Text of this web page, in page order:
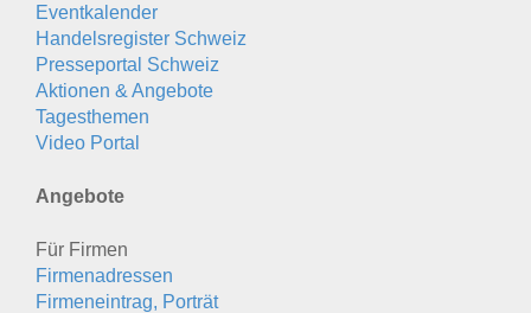
Eventkalender
Handelsregister Schweiz
Presseportal Schweiz
Aktionen & Angebote
Tagesthemen
Video Portal
Angebote
Für Firmen
Firmenadressen
Firmeneintrag, Porträt